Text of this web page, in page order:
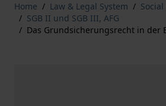
Home / Law & Legal System / Social
/ SGB II und SGB III, AFG
/ Das Grundsicherungsrecht in der